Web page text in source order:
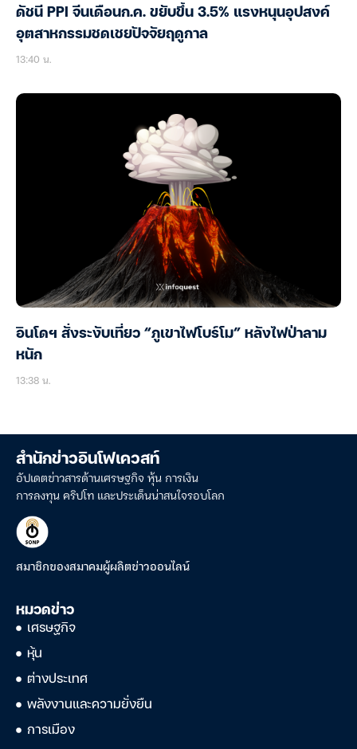
ดัชนี PPI จีนเดือนก.ค. ขยับขึ้น 3.5% แรงหนุนอุปสงค์
อุตสาหกรรมชดเชยปัจจัยฤดูกาล
13:40 น.
อินโดฯ สั่งระงับเที่ยว “ภูเขาไฟโบร์โม” หลังไฟป่าลาม
หนัก
13:38 น.
สำนักข่าวอินโฟเควสท์
อัปเดตข่าวสารด้านเศรษฐกิจ หุ้น การเงิน
การลงทุน คริปโท และประเด็นน่าสนใจรอบโลก
สมาชิกของสมาคมผู้ผลิตข่าวออนไลน์
หมวดข่าว
เศรษฐกิจ
หุ้น
ต่างประเทศ
พลังงานและความยั่งยืน
การเมือง